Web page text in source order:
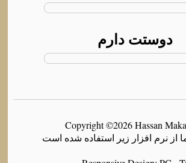
دوستت دارم
از نرم افزار زیر استفاده شده است